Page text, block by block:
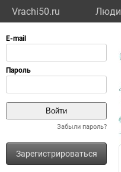
Vrachi50.ru Люди
Забыли пароль?
Зарегистрироваться